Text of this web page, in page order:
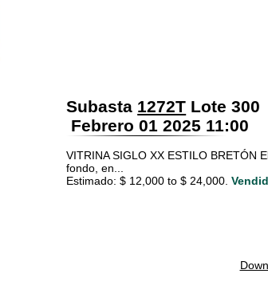
Subasta 1272T Lote 300
Febrero 01 2025 11:00
VITRINA SIGLO XX ESTILO BRETÓN
fondo, en...
Estimado: $ 12,000 to $ 24,000.